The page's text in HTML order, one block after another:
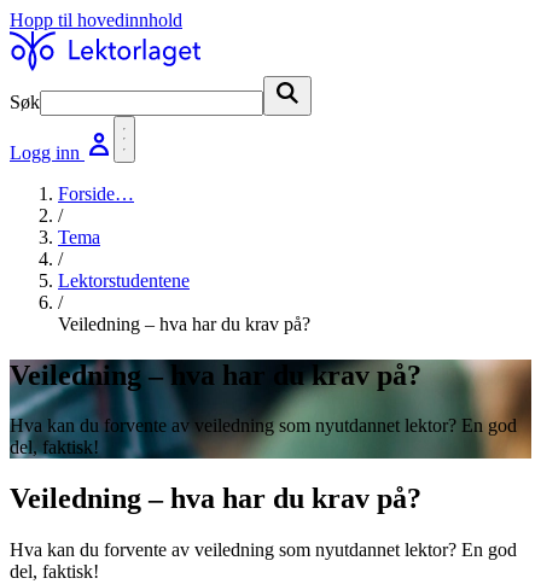
Hopp til hovedinnhold
Søk
Logg inn
Forside…
/
Tema
/
Lektorstudentene
/
Veiledning – hva har du krav på?
Veiledning – hva har du krav på?
Hva kan du forvente av veiledning som nyutdannet lektor? En god
del, faktisk!
Veiledning – hva har du krav på?
Hva kan du forvente av veiledning som nyutdannet lektor? En god
del, faktisk!